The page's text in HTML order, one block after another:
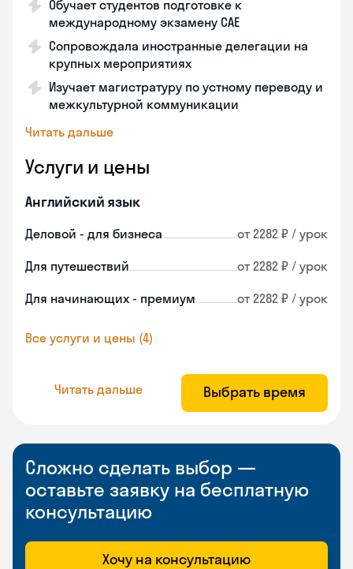
Обучает студентов подготовке к
международному экзамену CAE
Сопровождала иностранные делегации на
крупных мероприятиях
Изучает магистратуру по устному переводу и
межкультурной коммуникации
Читать дальше
Услуги и цены
Английский язык
Деловой - для бизнеса от 2282 ₽ / урок
Для путешествий от 2282 ₽ / урок
Для начинающих - премиум от 2282 ₽ / урок
Все услуги и цены (4)
Читать дальше Выбрать время
Сложно сделать выбор —
оставьте заявку на бесплатную
консультацию
Хочу на консультацию